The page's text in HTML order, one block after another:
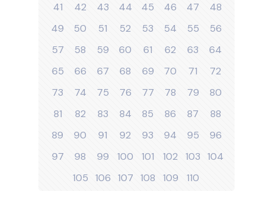
41
42 43 44 45 46 47
48
49
50 51 52 53 54 55
56
57
58 59 60 61 62 63
64
65
66 67 68 69 70 71
72
73
74 75 76 77 78 79
80
81
82 83 84 85 86 87
88
89
90 91 92 93 94 95
96
97
98 99 100 101 102 103 104
105
106 107 108 109 110